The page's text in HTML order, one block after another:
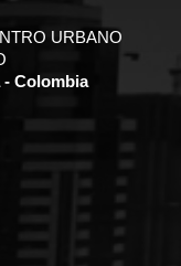
URBANO
- Colombia